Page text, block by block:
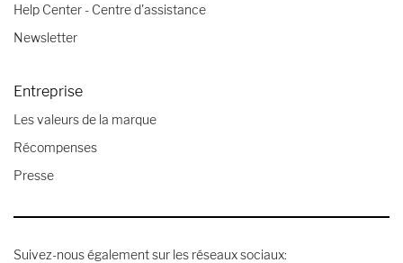
Help Center - Centre d'assistance
Newsletter
Entreprise
Les valeurs de la marque
Récompenses
Presse
Suivez-nous également sur les réseaux sociaux: